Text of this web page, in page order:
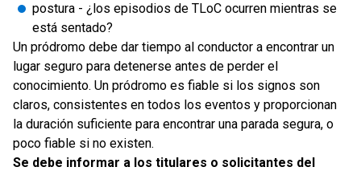
postura - ¿los episodios de TLoC ocurren mientras se
está sentado?
Un pródromo debe dar tiempo al conductor a encontrar un
lugar seguro para detenerse antes de perder el
conocimiento. Un pródromo es fiable si los signos son
claros, consistentes en todos los eventos y proporcionan
la duración suficiente para encontrar una parada segura, o
poco fiable si no existen.
Se debe informar a los titulares o solicitantes del